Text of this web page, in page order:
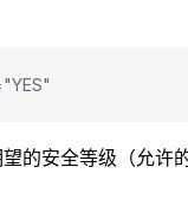
的安全等级（允许